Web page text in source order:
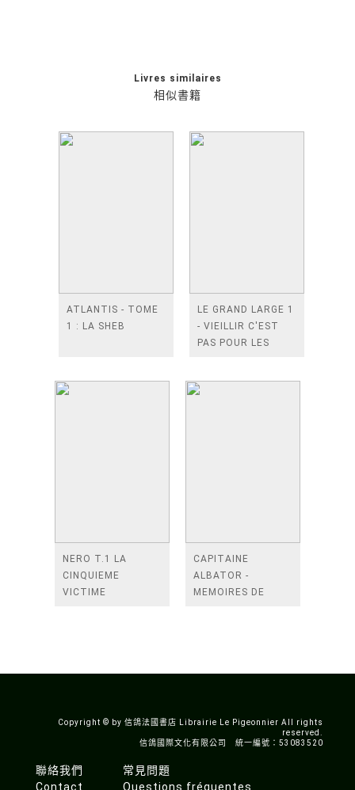
相似書籍
Livres similaires
ATLANTIS - TOME
1 : LA SHEB
LE GRAND LARGE 1
- VIEILLIR C'EST
PAS POUR LES
NERO T.1 LA
CINQUIEME
VICTIME
CAPITAINE
ALBATOR -
MEMOIRES DE
Copyright © by 信鴿法國書店 Librairie Le Pigeonnier All rights
reserved.
信鴿國際文化有限公司 統一編號：53083520
聯絡我們
Contact
常見問題
Questions fréquentes